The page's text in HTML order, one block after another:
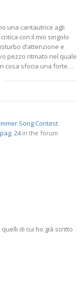
una cantautrice agli
con il mio singolo
d’attenzione e
pezzo ritmato nel quale
cosa sfocia una forte…
Song Contest
24in the forum
di cui ho già scritto